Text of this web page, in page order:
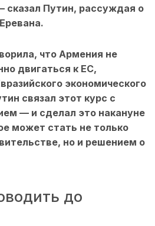
сказал Путин, рассуждая о
что Армения не
двигаться к ЕС,
экономического
связал этот курс с
— и сделал это накануне
может стать не только
но и решением о
до